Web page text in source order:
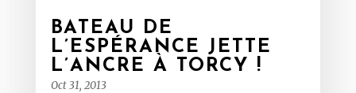
BATEAU DE
L’ESPÉRANCE JETTE
L’ANCRE À TORCY !
Oct 31, 2013